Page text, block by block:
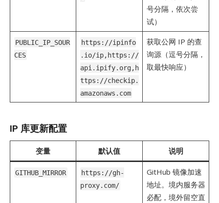
号分隔，依次尝
试）
PUBLIC_IP_SOUR
CES
https://ipinfo
.io/ip,https://
api.ipify.org,h
ttps://checkip.
amazonaws.com
获取公网 IP 的查
询源（逗号分隔，
取最快响应）
IP 库更新配置
变量 默认值 说明
GITHUB_MIRROR
https://gh-
proxy.com/
GitHub 镜像加速
地址。境内服务器
必配，境外留空直